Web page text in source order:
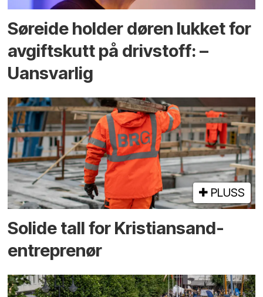
Søreide holder døren lukket for
avgiftskutt på drivstoff: –
Uansvarlig
PLUSS
Solide tall for Kristiansand-
entreprenør